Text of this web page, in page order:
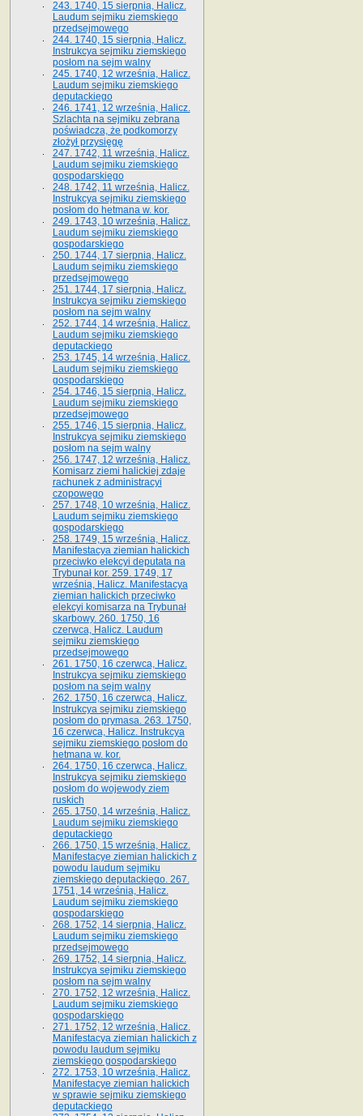
243. 1740, 15 sierpnia, Halicz.
Laudum sejmiku ziemskiego
przedsejmowego
244. 1740, 15 sierpnia, Halicz.
Instrukcya sejmiku ziemskiego
posłom na sejm walny
245. 1740, 12 września, Halicz.
Laudum sejmiku ziemskiego
deputackiego
246. 1741, 12 września, Halicz.
Szlachta na sejmiku zebrana
poświadcza, że podkomorzy
złożył przysięgę
247. 1742, 11 września, Halicz.
Laudum sejmiku ziemskiego
gospodarskiego
248. 1742, 11 września, Halicz.
Instrukcya sejmiku ziemskiego
posłom do hetmana w. kor.
249. 1743, 10 września, Halicz.
Laudum sejmiku ziemskiego
gospodarskiego
250. 1744, 17 sierpnia, Halicz.
Laudum sejmiku ziemskiego
przedsejmowego
251. 1744, 17 sierpnia, Halicz.
Instrukcya sejmiku ziemskiego
posłom na sejm walny
252. 1744, 14 września, Halicz.
Laudum sejmiku ziemskiego
deputackiego
253. 1745, 14 września, Halicz.
Laudum sejmiku ziemskiego
gospodarskiego
254. 1746, 15 sierpnia, Halicz.
Laudum sejmiku ziemskiego
przedsejmowego
255. 1746, 15 sierpnia, Halicz.
Instrukcya sejmiku ziemskiego
posłom na sejm walny
256. 1747, 12 września, Halicz.
Komisarz ziemi halickiej zdaje
rachunek z administracyi
czopowego
257. 1748, 10 września, Halicz.
Laudum sejmiku ziemskiego
gospodarskiego
258. 1749, 15 września, Halicz.
Manifestacya ziemian halickich
przeciwko elekcyi deputata na
Trybunał kor. 259. 1749, 17
września, Halicz. Manifestacya
ziemian halickich przeciwko
elekcyi komisarza na Trybunał
skarbowy. 260. 1750, 16
czerwca, Halicz. Laudum
sejmiku ziemskiego
przedsejmowego
261. 1750, 16 czerwca, Halicz.
Instrukcya sejmiku ziemskiego
posłom na sejm walny
262. 1750, 16 czerwca, Halicz.
Instrukcya sejmiku ziemskiego
posłom do prymasa. 263. 1750,
16 czerwca, Halicz. Instrukcya
sejmiku ziemskiego posłom do
hetmana w. kor.
264. 1750, 16 czerwca, Halicz.
Instrukcya sejmiku ziemskiego
posłom do wojewody ziem
ruskich
265. 1750, 14 września, Halicz.
Laudum sejmiku ziemskiego
deputackiego
266. 1750, 15 września, Halicz.
Manifestacye ziemian halickich z
powodu laudum sejmiku
ziemskiego deputackiego. 267.
1751, 14 września, Halicz.
Laudum sejmiku ziemskiego
gospodarskiego
268. 1752, 14 sierpnia, Halicz.
Laudum sejmiku ziemskiego
przedsejmowego
269. 1752, 14 sierpnia, Halicz.
Instrukcya sejmiku ziemskiego
posłom na sejm walny
270. 1752, 12 września, Halicz.
Laudum sejmiku ziemskiego
gospodarskiego
271. 1752, 12 września, Halicz.
Manifestacya ziemian halickich z
powodu laudum sejmiku
ziemskiego gospodarskiego
272. 1753, 10 września, Halicz.
Manifestacye ziemian halickich
w sprawie sejmiku ziemskiego
deputackiego